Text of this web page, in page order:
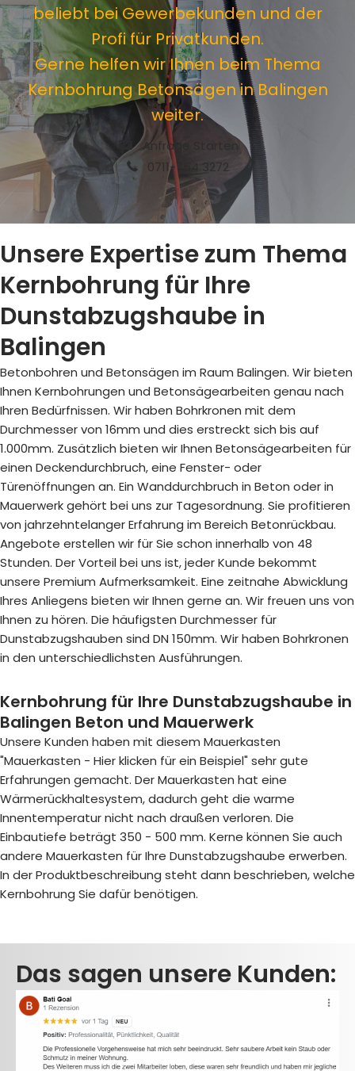
beliebt bei Gewerbekunden und der
Profi für Privatkunden.
Gerne helfen wir Ihnen beim Thema
Kernbohrung Betonsägen in Balingen
weiter.
Anfrage Starten
0711-754 3272
Unsere Expertise zum Thema
Kernbohrung für Ihre
Dunstabzugshaube in
Balingen
Betonbohren und Betonsägen im Raum Balingen. Wir bieten
Ihnen Kernbohrungen und Betonsägearbeiten genau nach
Ihren Bedürfnissen. Wir haben Bohrkronen mit dem
Durchmesser von 16mm und dies erstreckt sich bis auf
1.000mm. Zusätzlich bieten wir Ihnen Betonsägearbeiten für
einen Deckendurchbruch, eine Fenster- oder
Türenöffnungen an. Ein Wanddurchbruch in Beton oder in
Mauerwerk gehört bei uns zur Tagesordnung. Sie profitieren
von jahrzehntelanger Erfahrung im Bereich Betonrückbau.
Angebote erstellen wir für Sie schon innerhalb von 48
Stunden. Der Vorteil bei uns ist, jeder Kunde bekommt
unsere Premium Aufmerksamkeit. Eine zeitnahe Abwicklung
Ihres Anliegens bieten wir Ihnen gerne an. Wir freuen uns von
Ihnen zu hören. Die häufigsten Durchmesser für
Dunstabzugshauben sind DN 150mm. Wir haben Bohrkronen
in den unterschiedlichsten Ausführungen.
Kernbohrung für Ihre Dunstabzugshaube in
Balingen Beton und Mauerwerk
Unsere Kunden haben mit diesem Mauerkasten
"Mauerkasten - Hier klicken für ein Beispiel" sehr gute
Erfahrungen gemacht. Der Mauerkasten hat eine
Wärmerückhaltesystem, dadurch geht die warme
Innentemperatur nicht nach draußen verloren. Die
Einbautiefe beträgt 350 - 500 mm. Kerne können Sie auch
andere Mauerkasten für Ihre Dunstabzugshaube erwerben.
In der Produktbeschreibung steht dann beschrieben, welche
Kernbohrung Sie dafür benötigen.
Das sagen unsere Kunden: